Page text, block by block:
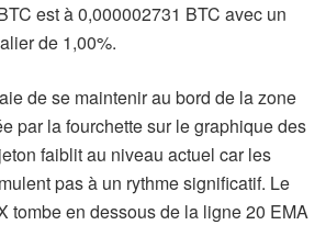
est à 0,000002731 BTC avec un
de 1,00%.
de se maintenir au bord de la zone
par la fourchette sur le graphique des
faiblit au niveau actuel car les
pas à un rythme significatif. Le
tombe en dessous de la ligne 20 EMA